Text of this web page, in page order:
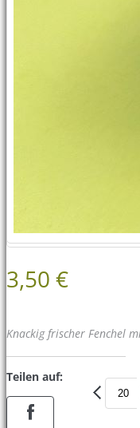
3,50 €
Knackig frischer Fenchel
Teilen auf: